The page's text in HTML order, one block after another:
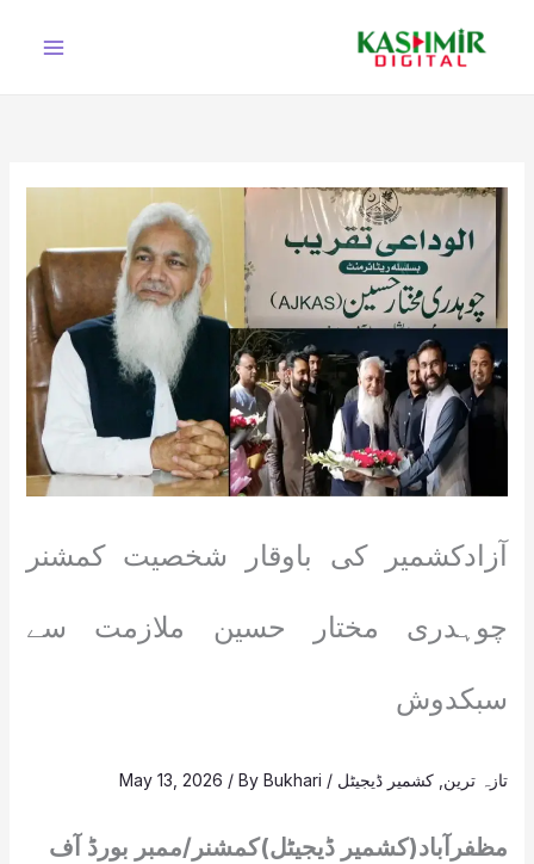
آزادکشمیر کی باوقار شخصیت کمشنر
چوہدری مختار حسین ملازمت سے
سبکدوش
تازہ ترین کشمیر ڈیجیٹل /
May 13, 2026 / ByBukhari
مظفرآباد(کشمیر ڈیجیٹل)کمشنر/ممبر بورڈ آف